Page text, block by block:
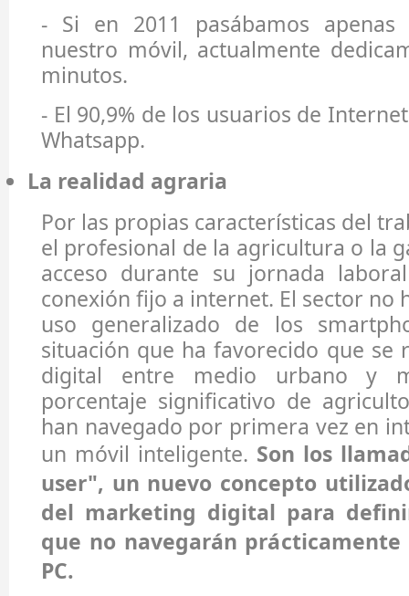
- Si en 2011 pasábamos
nuestro móvil, actualmente
minutos.
- El 90,9% de los usuarios de
Whatsapp.
La realidad agraria
Por las propias características del
el profesional de la agricultura o la
acceso durante su jornada
conexión fijo a internet. El sector no
uso generalizado de los
situación que ha favorecido que se
digital entre medio urbano y
porcentaje significativo de
han navegado por primera vez en
un móvil inteligente. Son los
user", un nuevo concepto
del marketing digital para
que no navegarán prácticamente
PC.